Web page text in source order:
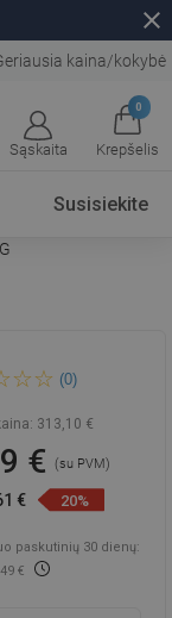
close
kaina/kokybė
Sąskaita
0
Krepšelis
Susisiekite
su
balta - 6502-20-
G
(0)
313,10 €
€ (su PVM)
€ 20%
paskutinių 30 dienų:
€